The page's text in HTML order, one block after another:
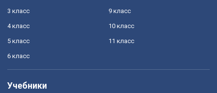
3 класс
4 класс
5 класс
6 класс
9 класс
10 класс
11 класс
Учебники